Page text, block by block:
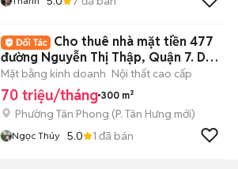
Cho thuê nhà mặt tiền 477
đường Nguyễn Thị Thập, Quận 7. DT:
10x30m
Mặt bằng kinh doanh Nội thất cao cấp
70 triệu/tháng 300 m²
Phường Tân Phong (P. Tân Hưng mới)
Ngọc Thúy 5.0 1 đã bán